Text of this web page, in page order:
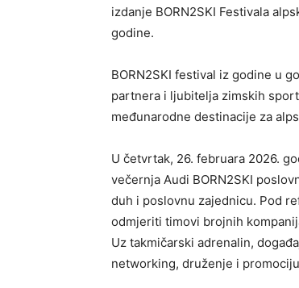
izdanje BORN2SKI Festivala
godine.
BORN2SKI festival iz godine u
partnera i ljubitelja zimskih
međunarodne destinacije za
U četvrtak, 26. februara 2026.
večernja Audi BORN2SKI
duh i poslovnu zajednicu. Pod
odmjeriti timovi brojnih
Uz takmičarski adrenalin,
networking, druženje i